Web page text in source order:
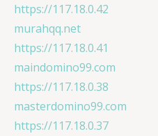
https://117.18.0.42
murahqq.net
https://117.18.0.41
maindomino99.com
https://117.18.0.38
masterdomino99.com
https://117.18.0.37